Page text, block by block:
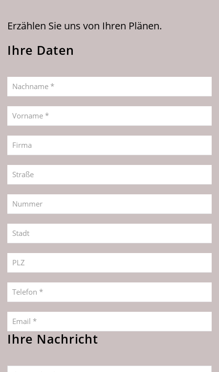
Erzählen Sie uns von Ihren Plänen.
Ihre Daten
Nachname *
Vorname *
Firma
Straße
Nummer
Stadt
PLZ
Telefon *
Email *
Ihre Nachricht